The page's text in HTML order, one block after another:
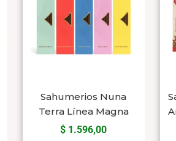
Sahumerios Nuna
Terra Línea Magna
$ 1.596,00
varias
variantes.
Las
pueden
elegir
en